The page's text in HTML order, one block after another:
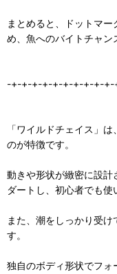
まとめると、ドットマ
め、魚へのバイトチャン
-+-+-+-+-+-+-+-+-+-
「ワイルドチェイス」
のが特徴です。
動きや形状が緻密に設計
ダートし、初心者でも使
また、潮をしっかり受
す。
独自のボディ形状でフ